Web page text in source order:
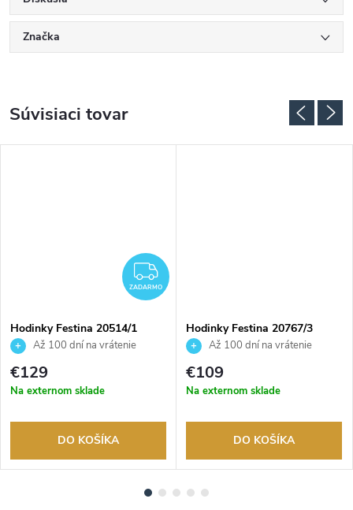
Značka
Súvisiaci tovar
ZADARMO
ZADARMO
Hodinky Festina 20514/1
Až 100 dní na vrátenie
tovaru. Autorizovaný predajca.
€129
Na externom sklade
DO KOŠÍKA
Hodinky Festina 20767/3
Až 100 dní na vrátenie
tovaru. Autorizovaný predajca.
€109
Na externom sklade
DO KOŠÍKA